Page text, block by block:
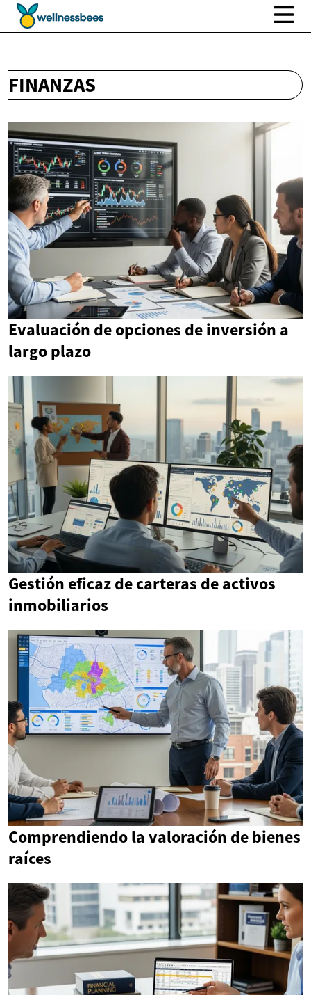
FINANZAS
Evaluación de opciones de inversión a
largo plazo
Gestión eficaz de carteras de activos
inmobiliarios
Comprendiendo la valoración de bienes
raíces